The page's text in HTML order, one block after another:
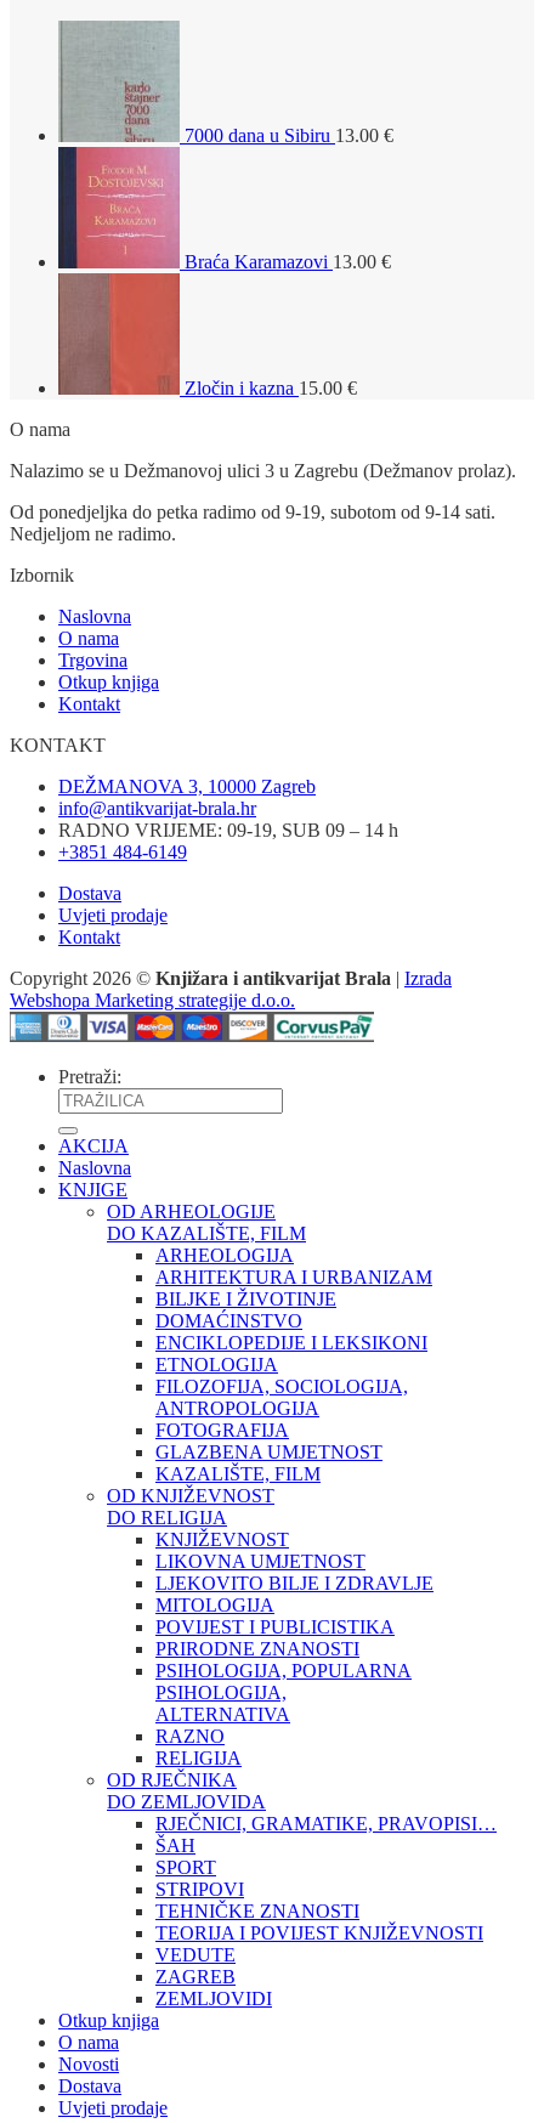
7000 dana u Sibiru 13.00 €
Braća Karamazovi 13.00 €
Zločin i kazna 15.00 €
O nama
Nalazimo se u Dežmanovoj ulici 3 u Zagrebu (Dežmanov prolaz).
Od ponedjeljka do petka radimo od 9-19, subotom od 9-14 sati.
Nedjeljom ne radimo.
Izbornik
Naslovna
O nama
Trgovina
Otkup knjiga
Kontakt
KONTAKT
DEŽMANOVA 3, 10000 Zagreb
info@antikvarijat-brala.hr
RADNO VRIJEME: 09-19, SUB 09 – 14 h
+3851 484-6149
Dostava
Uvjeti prodaje
Kontakt
Copyright 2026 © Knjižara i antikvarijat Brala | Izrada
Webshopa Marketing strategije d.o.o.
Pretraži:
AKCIJA
Naslovna
KNJIGE
OD ARHEOLOGIJE
DO KAZALIŠTE, FILM
ARHEOLOGIJA
ARHITEKTURA I URBANIZAM
BILJKE I ŽIVOTINJE
DOMAĆINSTVO
ENCIKLOPEDIJE I LEKSIKONI
ETNOLOGIJA
FILOZOFIJA, SOCIOLOGIJA,
ANTROPOLOGIJA
FOTOGRAFIJA
GLAZBENA UMJETNOST
KAZALIŠTE, FILM
OD KNJIŽEVNOST
DO RELIGIJA
KNJIŽEVNOST
LIKOVNA UMJETNOST
LJEKOVITO BILJE I ZDRAVLJE
MITOLOGIJA
POVIJEST I PUBLICISTIKA
PRIRODNE ZNANOSTI
PSIHOLOGIJA, POPULARNA
PSIHOLOGIJA,
ALTERNATIVA
RAZNO
RELIGIJA
OD RJEČNIKA
DO ZEMLJOVIDA
RJEČNICI, GRAMATIKE, PRAVOPISI…
ŠAH
SPORT
STRIPOVI
TEHNIČKE ZNANOSTI
TEORIJA I POVIJEST KNJIŽEVNOSTI
VEDUTE
ZAGREB
ZEMLJOVIDI
Otkup knjiga
O nama
Novosti
Dostava
Uvjeti prodaje